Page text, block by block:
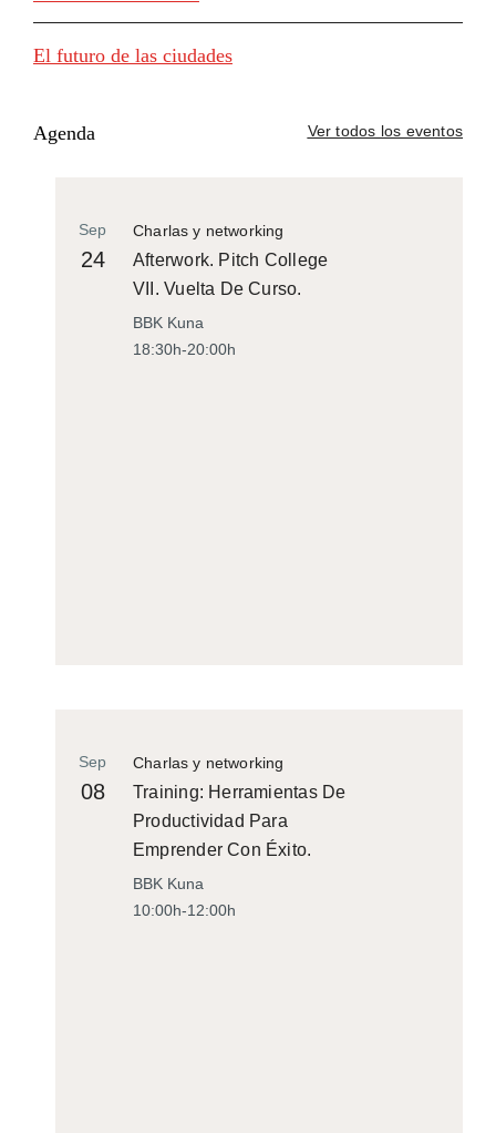
El futuro de las ciudades
Agenda Ver todos los eventos
Charlas y networking
Sep
24
Afterwork. Pitch College
VII. Vuelta De Curso.
BBK Kuna
18:30h-20:00h
Charlas y networking
Sep
08
Training: Herramientas De
Productividad Para
Emprender Con Éxito.
BBK Kuna
10:00h-12:00h